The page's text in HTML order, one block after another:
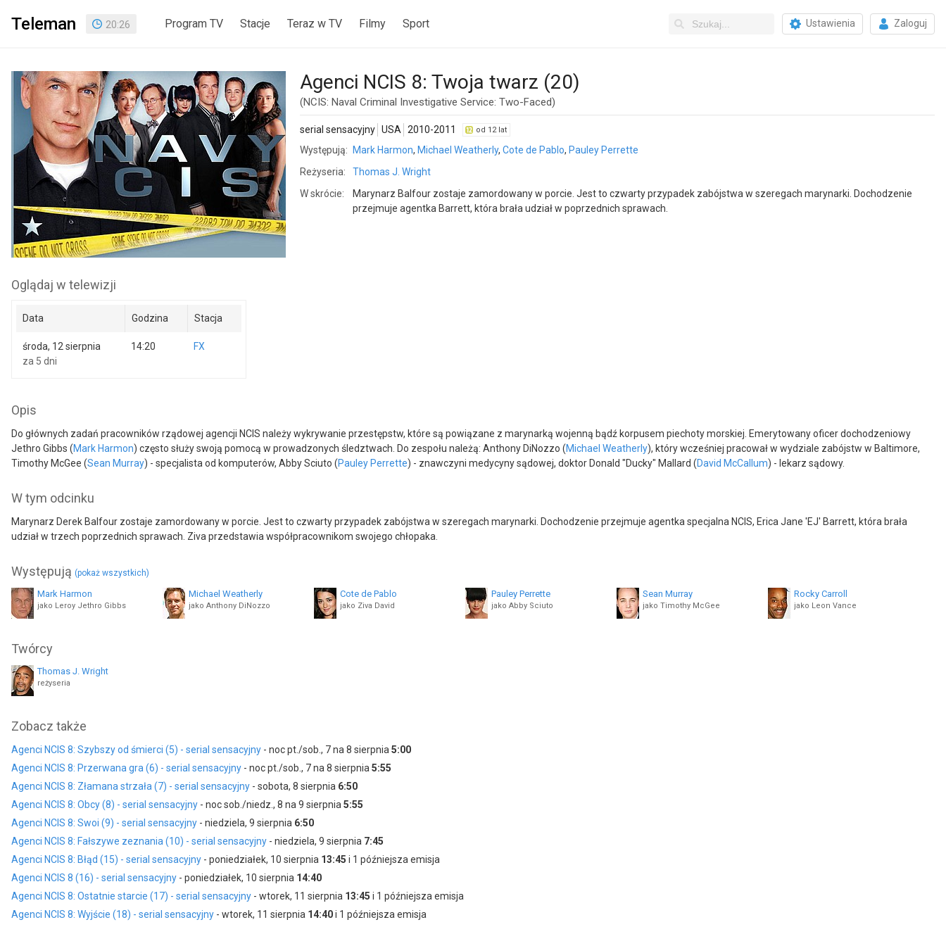
Teleman 20:26 Program TV Stacje Teraz w TV Filmy Sport Ustawienia Zaloguj
Agenci NCIS 8: Twoja twarz (20)
(NCIS: Naval Criminal Investigative Service: Two-Faced)
serial sensacyjny USA 2010-2011 od 12 lat
Występują: Mark Harmon, Michael Weatherly, Cote de Pablo, Pauley Perrette
Reżyseria:
Thomas J. Wright
W skrócie:
Marynarz Balfour zostaje zamordowany w porcie. Jest to czwarty przypadek zabójstwa w szeregach marynarki. Dochodzenie
przejmuje agentka Barrett, która brała udział w poprzednich sprawach.
Oglądaj w telewizji
Data Godzina Stacja
środa, 12 sierpnia
za 5 dni
14:20 FX
Opis
Do głównych zadań pracowników rządowej agencji NCIS należy wykrywanie przestępstw, które są powiązane z marynarką wojenną bądź korpusem piechoty morskiej. Emerytowany oficer dochodzeniowy
Jethro Gibbs (Mark Harmon) często służy swoją pomocą w prowadzonych śledztwach. Do zespołu należą: Anthony DiNozzo (Michael Weatherly), który wcześniej pracował w wydziale zabójstw w Baltimore,
Timothy McGee (Sean Murray) - specjalista od komputerów, Abby Sciuto (Pauley Perrette) - znawczyni medycyny sądowej, doktor Donald "Ducky" Mallard (David McCallum) - lekarz sądowy.
W tym odcinku
Marynarz Derek Balfour zostaje zamordowany w porcie. Jest to czwarty przypadek zabójstwa w szeregach marynarki. Dochodzenie przejmuje agentka specjalna NCIS, Erica Jane 'EJ' Barrett, która brała
udział w trzech poprzednich sprawach. Ziva przedstawia współpracownikom swojego chłopaka.
Występują (pokaż wszystkich)
Mark Harmon
jako Leroy Jethro Gibbs
Michael Weatherly
jako Anthony DiNozzo
Cote de Pablo
jako Ziva David
Pauley Perrette
jako Abby Sciuto
Sean Murray
jako Timothy McGee
Rocky Carroll
jako Leon Vance
jako Dr. Donald Mallard
Twórcy
Thomas J. Wright
reżyseria
Zobacz także
Agenci NCIS 8: Szybszy od śmierci (5) - serial sensacyjny - noc pt./sob., 7 na 8 sierpnia 5:00
Agenci NCIS 8: Przerwana gra (6) - serial sensacyjny - noc pt./sob., 7 na 8 sierpnia 5:55
Agenci NCIS 8: Złamana strzała (7) - serial sensacyjny - sobota, 8 sierpnia 6:50
Agenci NCIS 8: Obcy (8) - serial sensacyjny - noc sob./niedz., 8 na 9 sierpnia 5:55
Agenci NCIS 8: Swoi (9) - serial sensacyjny - niedziela, 9 sierpnia 6:50
Agenci NCIS 8: Fałszywe zeznania (10) - serial sensacyjny - niedziela, 9 sierpnia 7:45
Agenci NCIS 8: Błąd (15) - serial sensacyjny - poniedziałek, 10 sierpnia 13:45 i 1 późniejsza emisja
Agenci NCIS 8 (16) - serial sensacyjny - poniedziałek, 10 sierpnia 14:40
Agenci NCIS 8: Ostatnie starcie (17) - serial sensacyjny - wtorek, 11 sierpnia 13:45 i 1 późniejsza emisja
Agenci NCIS 8: Wyjście (18) - serial sensacyjny - wtorek, 11 sierpnia 14:40i 1 późniejsza emisja